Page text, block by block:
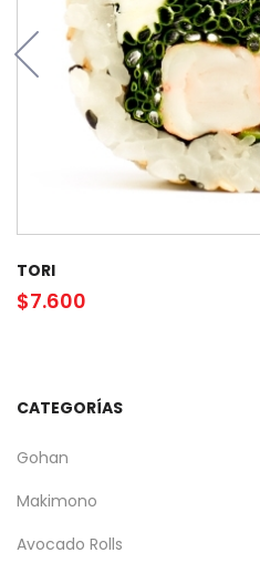
TORI
$7.600
CATEGORÍAS
Gohan
Makimono
Avocado Rolls